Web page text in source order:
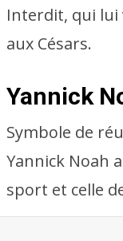
Interdit, qui lui
aux Césars.
Yannick
Symbole de
Yannick Noah
sport et celle